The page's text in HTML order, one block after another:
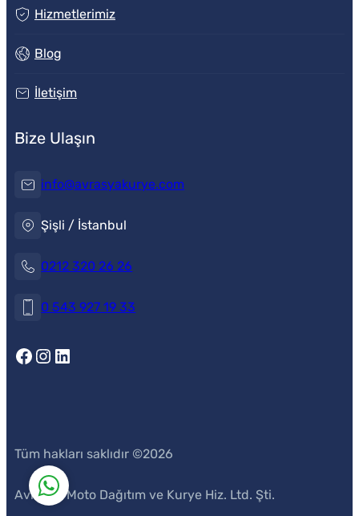
Hizmetlerimiz
Blog
İletişim
Bize Ulaşın
info@avrasyakurye.com
Şişli / İstanbul
0212 320 26 26
0 543 927 19 33
Facebook Instagram LinkedIn
Tüm hakları saklıdır ©2026
Avrasya Moto Dağıtım ve Kurye Hiz. Ltd. Şti.
Müşteri Temsilcisi